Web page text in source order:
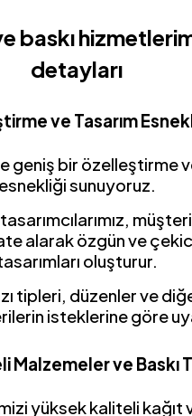
baskı
detayları
ve Tasarım
geniş bir özelleştirme
esnekliği sunuyoruz.
alarak özgün ve
oluşturur.
tipleri, düzenler ve
isteklerine göre
Malzemeler ve Baskı
yüksek kaliteli kağıt